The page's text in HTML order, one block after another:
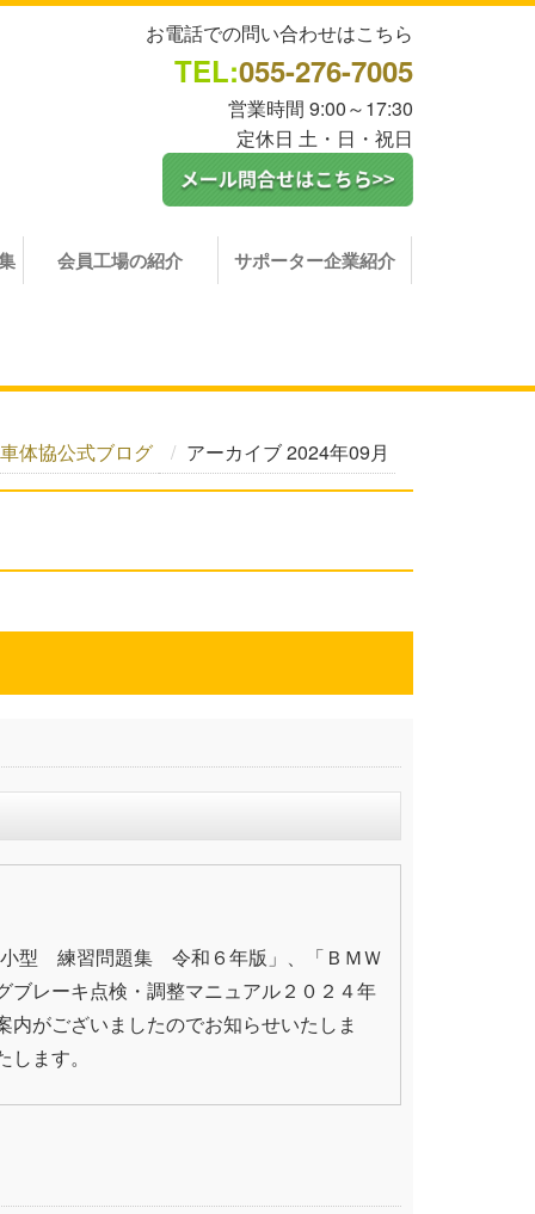
お電話での問い合わせはこちら
TEL:055-276-7005
営業時間 9:00～17:30
定休日 土・日・祝日
会員工場の紹介 サポーター企業紹介
体協公式ブログ アーカイブ 2024年09月
小型 練習問題集 令和６年版」、「ＢＭＷ
レーキ点検・調整マニュアル２０２４年
がございましたのでお知らせいたしま
ます。